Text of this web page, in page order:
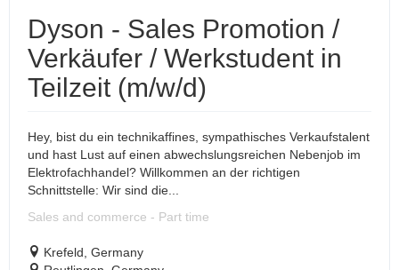
Dyson - Sales Promotion /
Verkäufer / Werkstudent in
Teilzeit (m/w/d)
Hey, bist du ein technikaffines, sympathisches Verkaufstalent
und hast Lust auf einen abwechslungsreichen Nebenjob im
Elektrofachhandel? Willkommen an der richtigen
Schnittstelle: Wir sind die...
Sales and commerce - Part time
Krefeld, Germany